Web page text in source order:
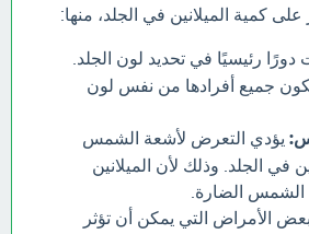
كمية الميلانين في الجلد، منها:
دورًا رئيسيًا في تحديد لون الجلد.
جميع أفرادها من نفس لون
يؤدي التعرض لأشعة الشمس
في الجلد. وذلك لأن الميلانين
الضارة.
الأمراض التي يمكن أن تؤثر